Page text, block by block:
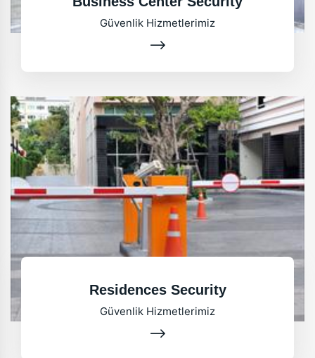
Güvenlik Hizmetlerimiz
Residences Security
Güvenlik Hizmetlerimiz